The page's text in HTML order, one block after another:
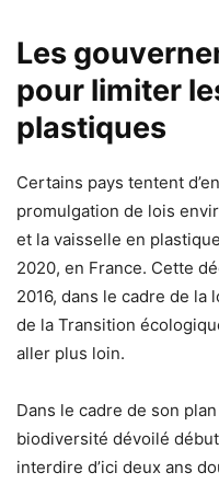
Les
pour limiter
plastiques
Certains pays tentent
promulgation de lois
et la vaisselle en
2020, en France. Cette
2016, dans le cadre de la
de la Transition
aller plus loin.
Dans le cadre de son
biodiversité dévoilé
interdire d’ici deux ans